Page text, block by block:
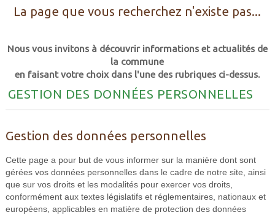
La page que vous recherchez n'existe pas...
Nous vous invitons à découvrir informations et actualités de
la commune
en faisant votre choix dans l'une des rubriques ci-dessus.
GESTION DES DONNÉES PERSONNELLES
Gestion des données personnelles
Cette page a pour but de vous informer sur la manière dont sont
gérées vos données personnelles dans le cadre de notre site, ainsi
que sur vos droits et les modalités pour exercer vos droits,
conformément aux textes législatifs et réglementaires, nationaux et
européens, applicables en matière de protection des données